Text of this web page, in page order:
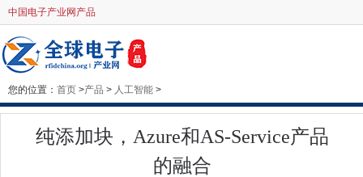
中国电子产业网产品
您的位置： 首页 >产品 > 人工智能 >
纯添加块，Azure和AS-Service产品
的融合